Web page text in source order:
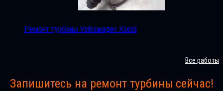
Ремонт турбины Volkswagen Kaddi
Все работы
Запишитесь на ремонт турбины сейчас!